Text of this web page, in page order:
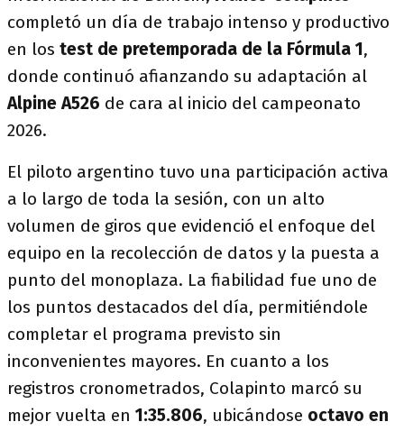
completó un día de trabajo intenso y productivo
en los test de pretemporada de la Fórmula 1,
donde continuó afianzando su adaptación al
Alpine A526 de cara al inicio del campeonato
2026.
El piloto argentino tuvo una participación activa
a lo largo de toda la sesión, con un alto
volumen de giros que evidenció el enfoque del
equipo en la recolección de datos y la puesta a
punto del monoplaza. La fiabilidad fue uno de
los puntos destacados del día, permitiéndole
completar el programa previsto sin
inconvenientes mayores. En cuanto a los
registros cronometrados, Colapinto marcó su
mejor vuelta en 1:35.806, ubicándose octavo en